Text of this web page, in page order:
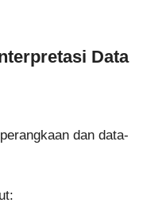
Data
dan data-